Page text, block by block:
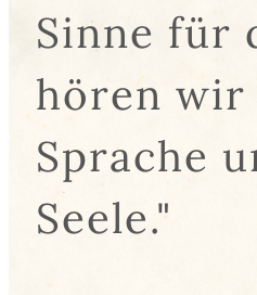
Sinne für
hören wir
Sprache
Seele."